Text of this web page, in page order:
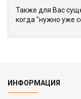
Также для Вас
когда "нужно уже
ИНФОРМАЦИЯ